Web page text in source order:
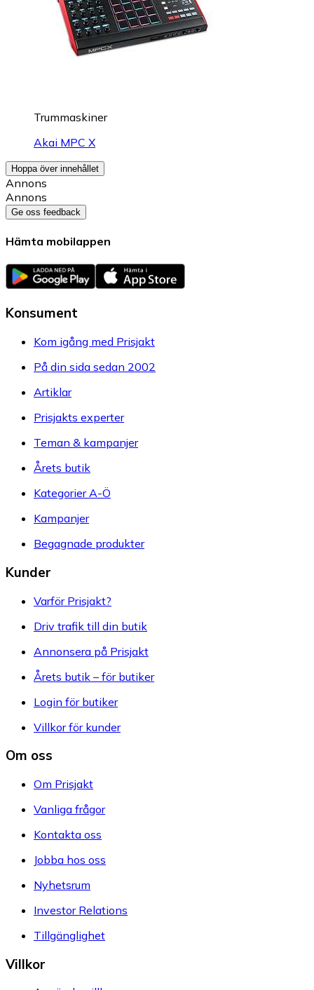
Trummaskiner
Akai MPC X
Hoppa över innehållet
Annons
Annons
Ge oss feedback
Hämta mobilappen
Konsument
Kom igång med Prisjakt
På din sida sedan 2002
Artiklar
Prisjakts experter
Teman & kampanjer
Årets butik
Kategorier A-Ö
Kampanjer
Begagnade produkter
Kunder
Varför Prisjakt?
Driv trafik till din butik
Annonsera på Prisjakt
Årets butik – för butiker
Login för butiker
Villkor för kunder
Om oss
Om Prisjakt
Vanliga frågor
Kontakta oss
Jobba hos oss
Nyhetsrum
Investor Relations
Tillgänglighet
Villkor